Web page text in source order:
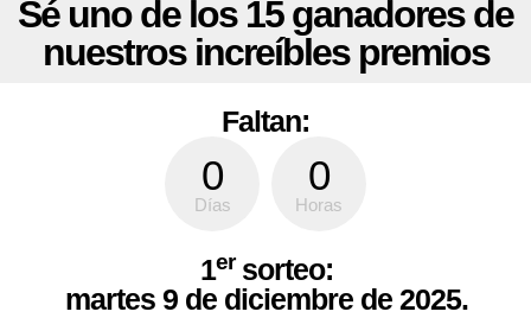
Sé uno de los 15 ganadoresde
nuestros increíbles premios
Faltan:
0
Días
0
Horas
1ersorteo:
martes 9 de diciembre de 2025.